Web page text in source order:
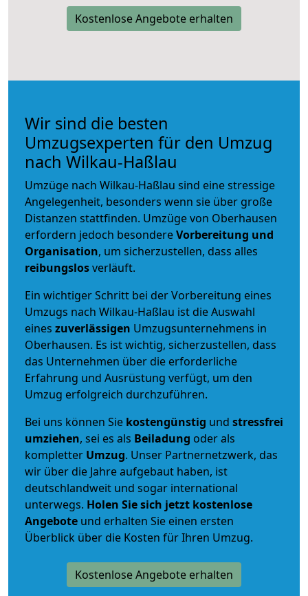
Kostenlose Angebote erhalten
Wir sind die besten
Umzugsexperten für den Umzug
nach Wilkau-Haßlau
Umzüge nach Wilkau-Haßlau sind eine stressige
Angelegenheit, besonders wenn sie über große
Distanzen stattfinden. Umzüge von Oberhausen
erfordern jedoch besondereVorbereitung und
Organisation, um sicherzustellen, dass alles
reibungslosverläuft.
Ein wichtiger Schritt bei der Vorbereitung eines
Umzugs nach Wilkau-Haßlau ist die Auswahl
eines zuverlässigen Umzugsunternehmens in
Oberhausen. Es ist wichtig, sicherzustellen, dass
das Unternehmen über die erforderliche
Erfahrung und Ausrüstung verfügt, um den
Umzug erfolgreich durchzuführen.
Bei uns können Sie kostengünstig und stressfrei
umziehen, sei es als Beiladung oder als
kompletter Umzug. Unser Partnernetzwerk, das
wir über die Jahre aufgebaut haben, ist
deutschlandweit und sogar international
unterwegs. Holen Sie sich jetzt kostenlose
Angebote und erhalten Sie einen ersten
Überblick über die Kosten für Ihren Umzug.
Kostenlose Angebote erhalten